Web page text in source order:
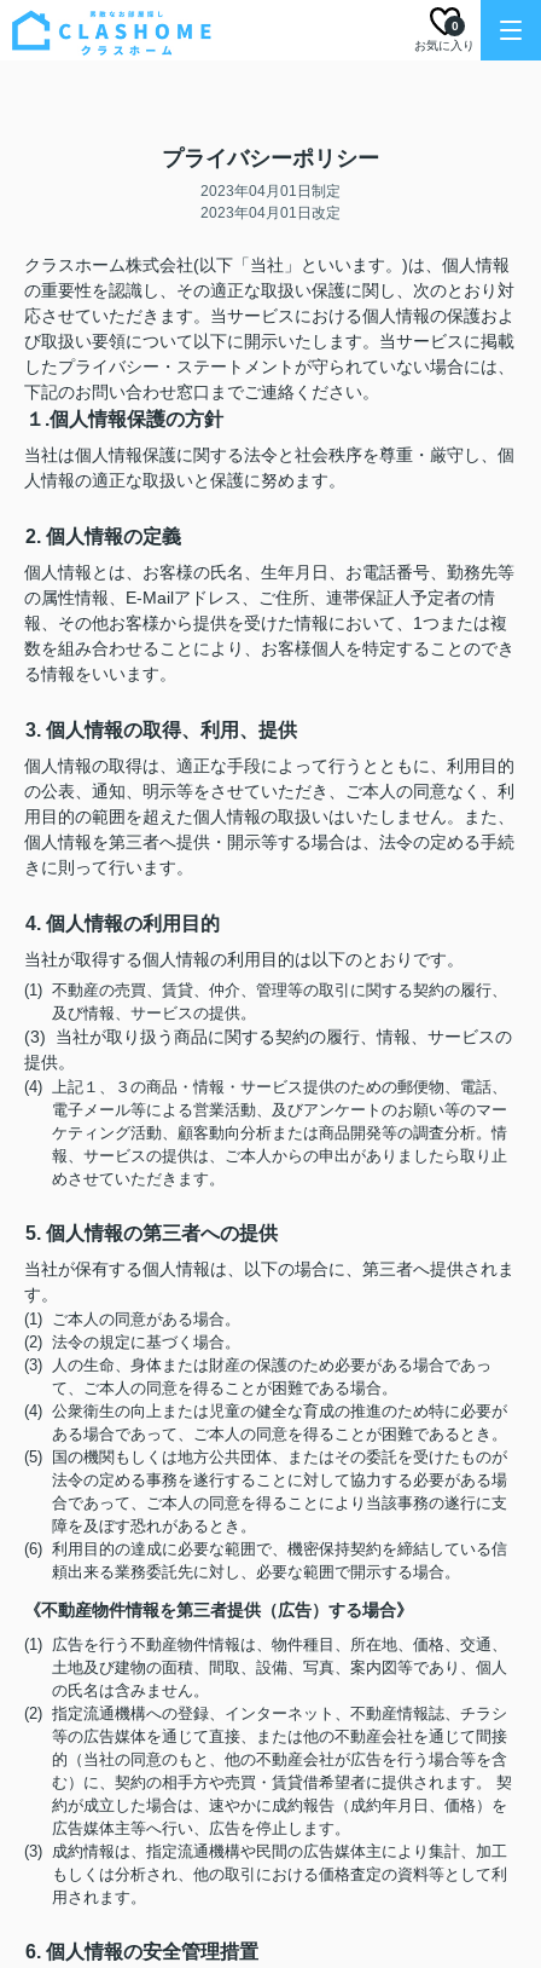
お気に入り
0
プライバシーポリシー
2023年04月01日制定
2023年04月01日改定
クラスホーム株式会社(以下「当社」といいます。)は、個人情報
の重要性を認識し、その適正な取扱い保護に関し、次のとおり対
応させていただきます。当サービスにおける個人情報の保護およ
び取扱い要領について以下に開示いたします。当サービスに掲載
したプライバシー・ステートメントが守られていない場合には、
下記のお問い合わせ窓口までご連絡ください。
１.個人情報保護の方針
当社は個人情報保護に関する法令と社会秩序を尊重・厳守し、個
人情報の適正な取扱いと保護に努めます。
2. 個人情報の定義
個人情報とは、お客様の氏名、生年月日、お電話番号、勤務先等
の属性情報、E-Mailアドレス、ご住所、連帯保証人予定者の情
報、その他お客様から提供を受けた情報において、1つまたは複
数を組み合わせることにより、お客様個人を特定することのでき
る情報をいいます。
3. 個人情報の取得、利用、提供
個人情報の取得は、適正な手段によって行うとともに、利用目的
の公表、通知、明示等をさせていただき、ご本人の同意なく、利
用目的の範囲を超えた個人情報の取扱いはいたしません。また、
個人情報を第三者へ提供・開示等する場合は、法令の定める手続
きに則って行います。
4. 個人情報の利用目的
当社が取得する個人情報の利用目的は以下のとおりです。
(1) 不動産の売買、賃貸、仲介、管理等の取引に関する契約の履行、
及び情報、サービスの提供。
(3) 当社が取り扱う商品に関する契約の履行、情報、サービスの
提供。
(4) 上記１、３の商品・情報・サービス提供のための郵便物、電話、
電子メール等による営業活動、及びアンケートのお願い等のマー
ケティング活動、顧客動向分析または商品開発等の調査分析。情
報、サービスの提供は、ご本人からの申出がありましたら取り止
めさせていただきます。
5. 個人情報の第三者への提供
当社が保有する個人情報は、以下の場合に、第三者へ提供されま
す。
(1) ご本人の同意がある場合。
(2) 法令の規定に基づく場合。
(3) 人の生命、身体または財産の保護のため必要がある場合であっ
て、ご本人の同意を得ることが困難である場合。
(4) 公衆衛生の向上または児童の健全な育成の推進のため特に必要が
ある場合であって、ご本人の同意を得ることが困難であるとき。
(5) 国の機関もしくは地方公共団体、またはその委託を受けたものが
法令の定める事務を遂行することに対して協力する必要がある場
合であって、ご本人の同意を得ることにより当該事務の遂行に支
障を及ぼす恐れがあるとき。
(6) 利用目的の達成に必要な範囲で、機密保持契約を締結している信
頼出来る業務委託先に対し、必要な範囲で開示する場合。
《不動産物件情報を第三者提供（広告）する場合》
(1) 広告を行う不動産物件情報は、物件種目、所在地、価格、交通、
土地及び建物の面積、間取、設備、写真、案内図等であり、個人
の氏名は含みません。
(2) 指定流通機構への登録、インターネット、不動産情報誌、チラシ
等の広告媒体を通じて直接、または他の不動産会社を通じて間接
的（当社の同意のもと、他の不動産会社が広告を行う場合等を含
む）に、契約の相手方や売買・賃貸借希望者に提供されます。 契
約が成立した場合は、速やかに成約報告（成約年月日、価格）を
広告媒体主等へ行い、広告を停止します。
(3) 成約情報は、指定流通機構や民間の広告媒体主により集計、加工
もしくは分析され、他の取引における価格査定の資料等として利
用されます。
6. 個人情報の安全管理措置